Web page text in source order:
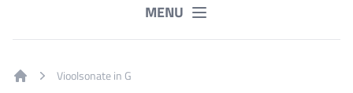
MENU
Vioolsonate in G